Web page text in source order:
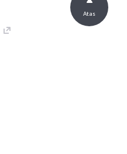
Atas